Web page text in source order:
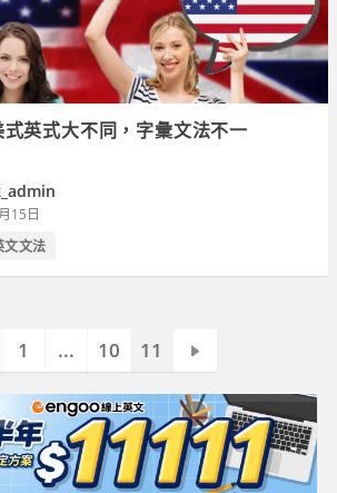
式英式大不同，字彙文法不一
15日
文文法
1 ... 10 11